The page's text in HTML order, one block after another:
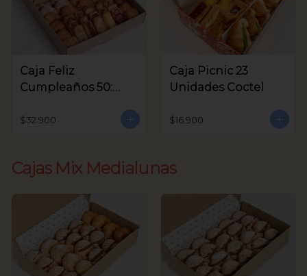
Caja Feliz
Cumpleaños 50:
$32.900
Caja Picnic 23
Unidades Coctel
$16.900
Cajas Mix Medialunas